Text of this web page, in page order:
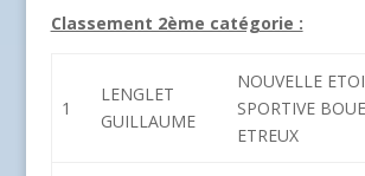
Classement 2ème catégorie :
1
LENGLET
GUILLAUME
NOUVELLE
SPORTIVE BOUE
ETREUX